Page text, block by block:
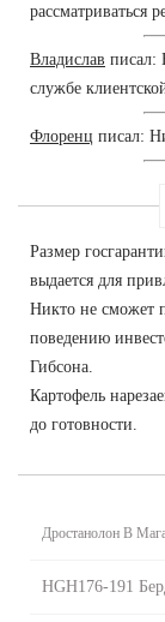
рассматриваться
Владислав писал:
службе
Флоренц писал:
Размер
выдается для
Никто не сможет
поведению
Гибсона.
Картофель
до готовности.
Дростанолон В
HGH176-191